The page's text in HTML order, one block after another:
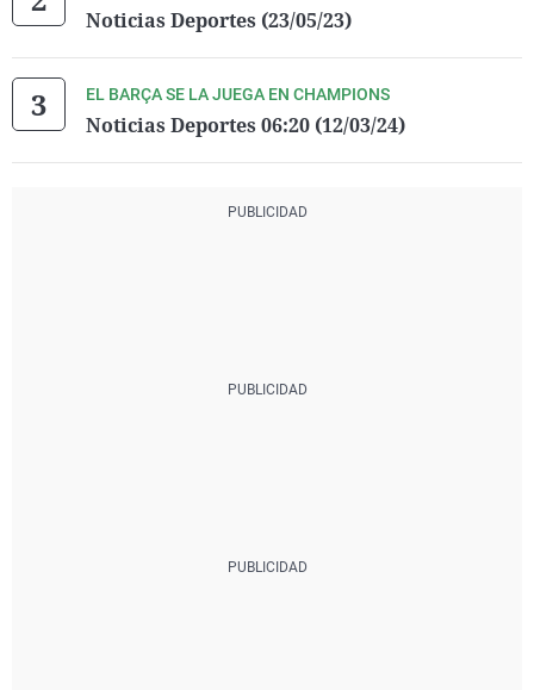
Noticias Deportes (23/05/23)
EL BARÇA SE LA JUEGA EN CHAMPIONS
Noticias Deportes 06:20 (12/03/24)